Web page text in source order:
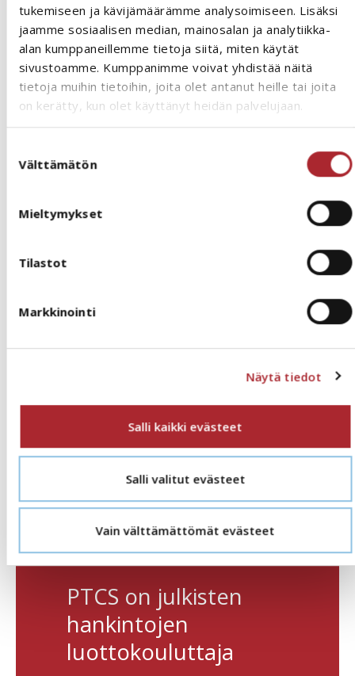
tukemiseen ja kävijämäärämme analysoimiseen. Lisäksi
jaamme sosiaalisen median, mainosalan ja analytiikka-
alan kumppaneillemme tietoja siitä, miten käytät
sivustoamme. Kumppanimme voivat yhdistää näitä
tietoja muihin tietoihin, joita olet antanut heille tai joita
on kerätty, kun olet käyttänyt heidän palvelujaan.
valinta
Välttämätön
Mieltymykset
Tilastot
Markkinointi
Näytä tiedot
Salli kaikki evästeet
Salli valitut evästeet
Vain välttämättömät evästeet
Tarjouspyyntö tunnissa -verkkokurssi
235.00€+ ALV 25.5%
PTCS on julkisten
hankintojen
luottokouluttaja